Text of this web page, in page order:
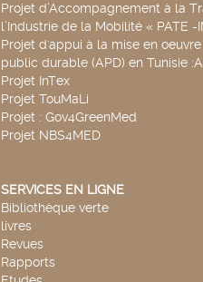
Projet d’Accompagnement à la
l’Industrie de la Mobilité « PATE -
Projet d'appui à la mise en
public durable (APD) en Tunisie
Projet InTex
Projet TouMaLi
Projet : Gov4GreenMed
Projet NBS4MED
SERVICES EN LIGNE
Bibliothèque verte
livres
Revues
Rapports